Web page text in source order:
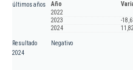
últimos años
Año
2022
2023
-
2024
Resultado
2024
Negativo